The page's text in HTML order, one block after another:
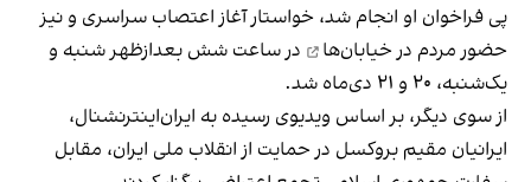
پی فراخوان او انجام شد، خواستار آغاز اعتصاب سراسری و نیز
حضور مردم در خیابان‌ها
در ساعت شش بعدازظهر شنبه و
یک‌شنبه، ۲۰ و ۲۱ دی‌ماه شد.
از سوی دیگر، بر اساس ویدیوی رسیده به ایران‌اینترنشنال،
ایرانیان مقیم بروکسل در حمایت از انقلاب ملی ایران، مقابل